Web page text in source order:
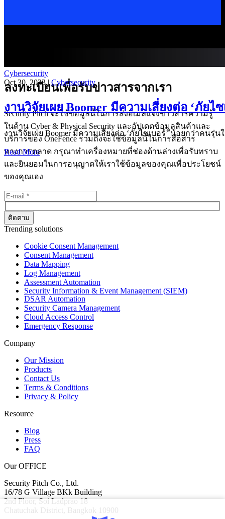
Cybersecurity
Oct 30, 2023 |Cybersecurity
งานวิจัยเผย Boomer มีความเสี่ยงต่อ ‘ภัยไ
งานวิจัยเผย Boomer มีความเสี่ยงต่อ ‘ภัยไซเบอร์’ น้อยกว่า
Read More
ลงทะเบียนเพื่อรับข่าวสารจากเรา
Security Pitch จะใช้ข้อมูลนี้ในการส่งอีเมลแจ้งข่าวสารความรู้
ในด้าน Cyber & Physical Security และอัปเดตข้อมูลสินค้าและ
บริการของ OneFence รวมถึงจะใช้ข้อมูลนี้ในการสื่อสาร
ทางการตลาด กรุณาทำเครื่องหมายที่ช่องด้านล่างเพื่อรับทราบ
และยินยอมในการอนุญาตให้เราใช้ข้อมูลของคุณเพื่อประโยชน์
ของคุณเอง
Trending solutions
Cookie Consent Management
Consent Management
Data Mapping
Log Management
Assessment Automation
Security Information & Event Management (SIEM)
DSAR Automation
Security Camera Management
Cloud Access Control
Emergency Response
Company
Our Mission
Products
Contact Us
Terms & Conditions
Privacy & Policy
Resource
Blog
Press
FAQ
Our OFFICE
Security Pitch Co., Ltd.
16/78 G Village BKk Building
2nd Floor, Soi Ladprao 18
Chatuchak District, Bangkok 10900